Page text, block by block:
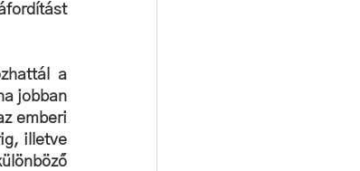
a
jobban
emberi
illetve